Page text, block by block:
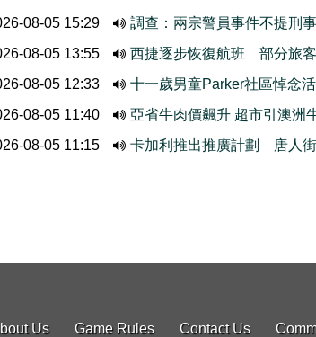
08-05 15:29
調查：兩宗警員事件不提刑
08-05 13:55
西捷逐步恢復航班 部分旅
08-05 12:33
十一歲男童Parker社區悼念
08-05 11:40
亞省牛肉價飆升 超市引澳洲
08-05 11:15
卡加利推出推廣計劃 唐人
Us Game Rules Contact Us